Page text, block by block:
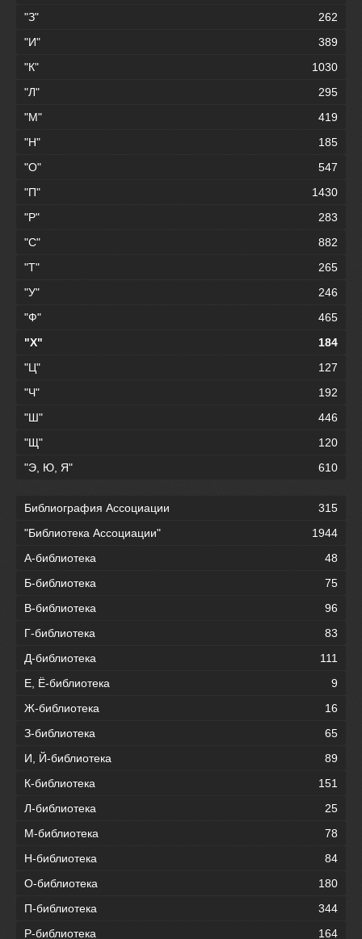
"З"
262
"И"
389
"К"
1030
"Л"
295
"М"
419
"Н"
185
"О"
547
"П"
1430
"Р"
283
"С"
882
"Т"
265
"У"
246
"Ф"
465
"Х"
184
"Ц"
127
"Ч"
192
"Ш"
446
"Щ"
120
"Э, Ю, Я"
610
Библиография Ассоциации
315
"Библиотека Ассоциации"
1944
А-библиотека
48
Б-библиотека
75
В-библиотека
96
Г-библиотека
83
Д-библиотека
111
Е, Ё-библиотека
9
Ж-библиотека
16
З-библиотека
65
И, Й-библиотека
89
К-библиотека
151
Л-библиотека
25
М-библиотека
78
Н-библиотека
84
О-библиотека
180
П-библиотека
344
Р-библиотека
164